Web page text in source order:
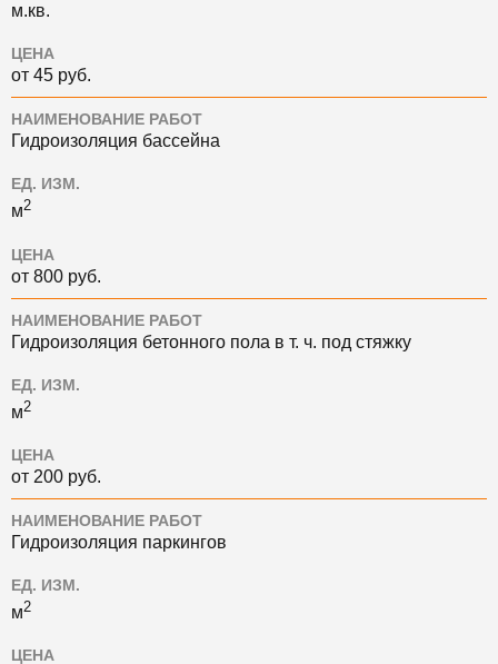
м.кв.
ЦЕНА
от 45 руб.
НАИМЕНОВАНИЕ РАБОТ
Гидроизоляция бассейна
ЕД. ИЗМ.
м2
ЦЕНА
от 800 руб.
НАИМЕНОВАНИЕ РАБОТ
Гидроизоляция бетонного пола в т. ч. под стяжку
ЕД. ИЗМ.
м2
ЦЕНА
от 200 руб.
НАИМЕНОВАНИЕ РАБОТ
Гидроизоляция паркингов
ЕД. ИЗМ.
м2
ЦЕНА